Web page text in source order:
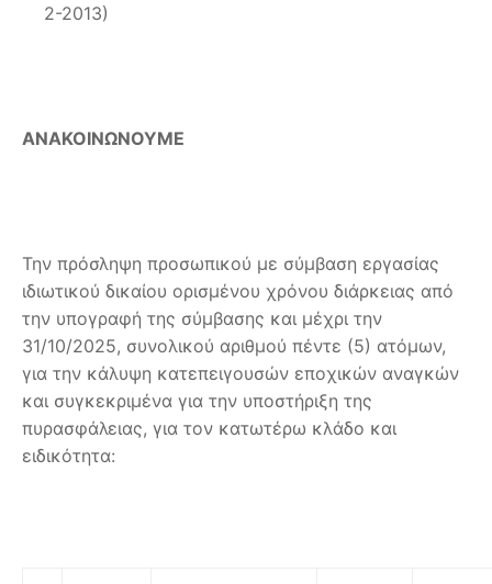
2-2013)
ΑΝΑΚΟΙΝΩΝΟΥΜΕ
Την πρόσληψη προσωπικού με σύμβαση εργασίας
ιδιωτικού δικαίου ορισμένου χρόνου διάρκειας από
την υπογραφή της σύμβασης και μέχρι την
31/10/2025, συνολικού αριθμού πέντε (5) ατόμων,
για την κάλυψη κατεπειγουσών εποχικών αναγκών
και συγκεκριμένα για την υποστήριξη της
πυρασφάλειας, για τον κατωτέρω κλάδο και
ειδικότητα: